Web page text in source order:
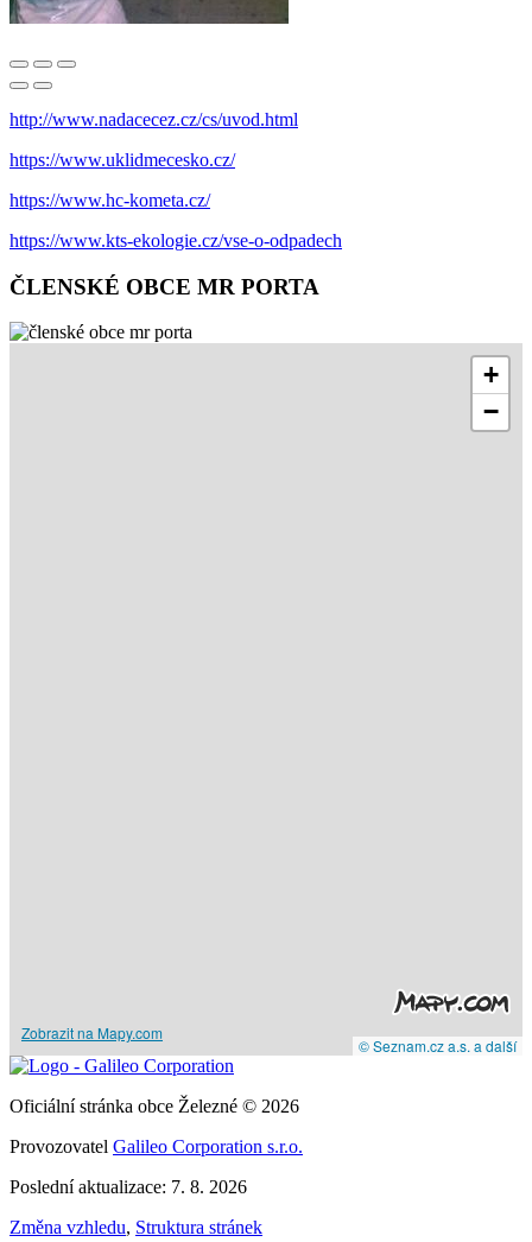
http://www.nadacecez.cz/cs/uvod.html
https://www.uklidmecesko.cz/
https://www.hc-kometa.cz/
https://www.kts-ekologie.cz/vse-o-odpadech
ČLENSKÉ OBCE MR PORTA
+
−
Zobrazit na Mapy.com
© Seznam.cz a.s. a další
Oficiální stránka obce Železné © 2026
Provozovatel Galileo Corporation s.r.o.
Poslední aktualizace: 7. 8. 2026
Změna vzhledu, Struktura stránek